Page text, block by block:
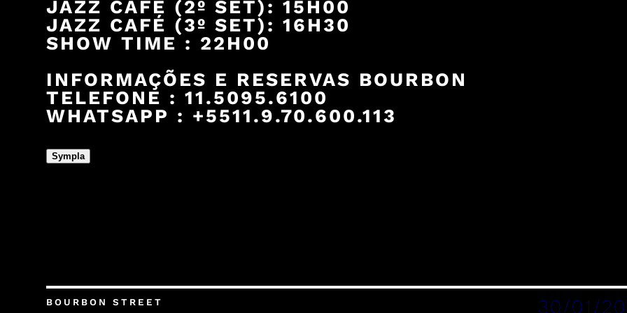
JAZZ CAFÉ (2º SET): 15H00
JAZZ CAFÉ (3º SET): 16H30
SHOW TIME : 22H00
INFORMAÇÕES E RESERVAS BOURBON
TELEFONE : 11.5095.6100
WHATSAPP : +5511.9.70.600.113
Sympla
BOURBON STREET 30/01/